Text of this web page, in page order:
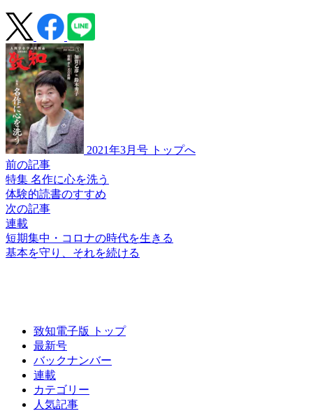
2021年3月号 トップへ
前の記事
特集 名作に心を洗う
体験的読書のすすめ
次の記事
連載
短期集中・コロナの時代を生きる
基本を守り、 それを続ける
致知電子版 トップ
最新号
バックナンバー
連載
カテゴリー
人気記事